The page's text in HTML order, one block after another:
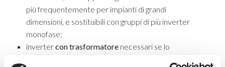
più frequentemente per impianti di grandi
dimensioni, e sostituibili con gruppi di più inverter
monofase;
invertercon trasformatore necessari se lo